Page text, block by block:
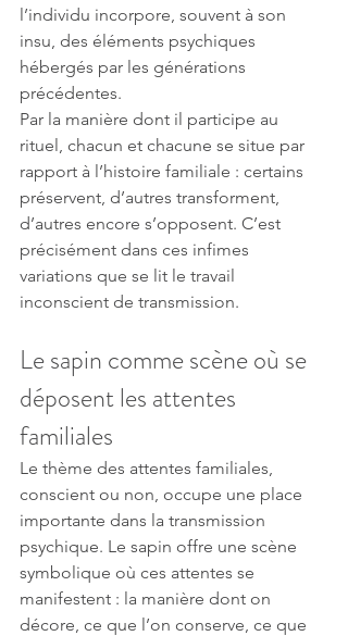
l’individu incorpore, souvent à son
insu, des éléments psychiques
hébergés par les générations
précédentes.
Par la manière dont il participe au
rituel, chacun et chacune se situe par
rapport à l’histoire familiale : certains
préservent, d’autres transforment,
d’autres encore s’opposent. C’est
précisément dans ces infimes
variations que se lit le travail
inconscient de transmission.
Le sapin comme scène où se
déposent les attentes
familiales
Le thème des attentes familiales,
conscient ou non, occupe une place
importante dans la transmission
psychique. Le sapin offre une scène
symbolique où ces attentes se
manifestent : la manière dont on
décore, ce que l’on conserve, ce que